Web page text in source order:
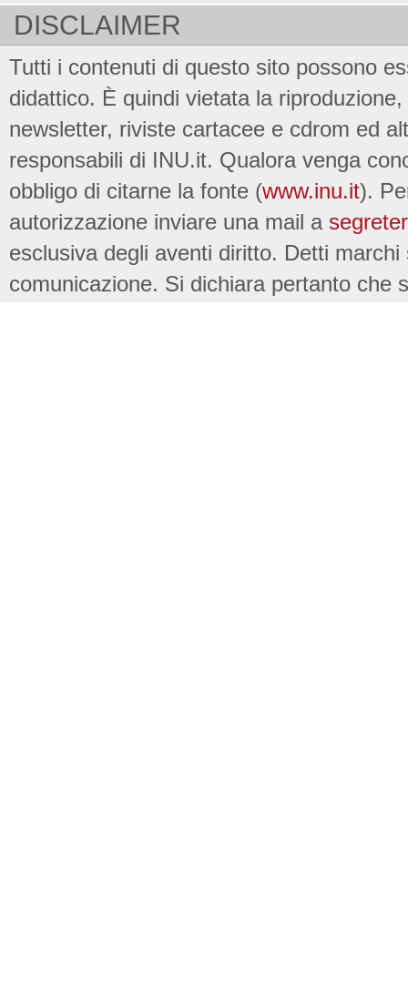
DISCLAIMER
Tutti i contenuti di questo sito possono
didattico. È quindi vietata la
newsletter, riviste cartacee e cdrom ed
responsabili di INU.it. Qualora venga
obbligo di citarne la fonte (www.inu.it).
autorizzazione inviare una mail a
esclusiva degli aventi diritto. Detti
comunicazione. Si dichiara pertanto che